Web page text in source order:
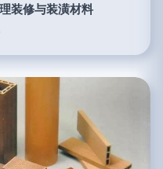
装修与装潢材料